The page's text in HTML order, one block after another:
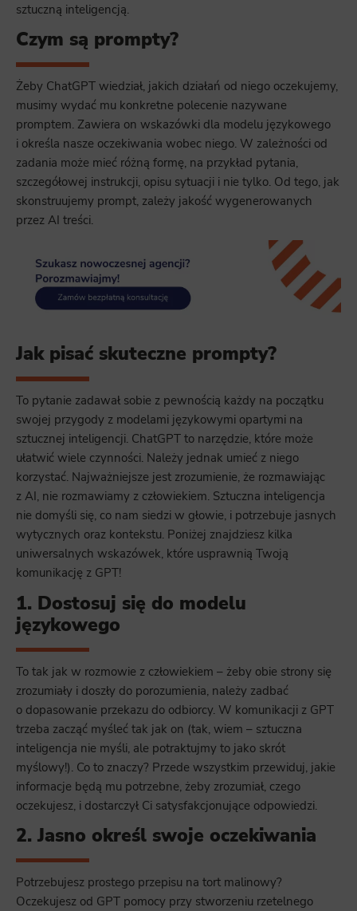
sztuczną inteligencją.
Czym są prompty?
Żeby ChatGPT wiedział, jakich działań od niego oczekujemy,
musimy wydać mu konkretne polecenie nazywane
promptem. Zawiera on wskazówki dla modelu językowego
i określa nasze oczekiwania wobec niego. W zależności od
zadania może mieć różną formę, na przykład pytania,
szczegółowej instrukcji, opisu sytuacji i nie tylko. Od tego, jak
skonstruujemy prompt, zależy jakość wygenerowanych
przez AI treści.
Jak pisać skuteczne prompty?
To pytanie zadawał sobie z pewnością każdy na początku
swojej przygody z modelami językowymi opartymi na
sztucznej inteligencji. ChatGPT to narzędzie, które może
ułatwić wiele czynności. Należy jednak umieć z niego
korzystać. Najważniejsze jest zrozumienie, że rozmawiając
z AI, nie rozmawiamy z człowiekiem. Sztuczna inteligencja
nie domyśli się, co nam siedzi w głowie, i potrzebuje jasnych
wytycznych oraz kontekstu. Poniżej znajdziesz kilka
uniwersalnych wskazówek, które usprawnią Twoją
komunikację z GPT!
1. Dostosuj się do modelu
językowego
To tak jak w rozmowie z człowiekiem – żeby obie strony się
zrozumiały i doszły do porozumienia, należy zadbać
o dopasowanie przekazu do odbiorcy. W komunikacji z GPT
trzeba zacząć myśleć tak jak on (tak, wiem – sztuczna
inteligencja nie myśli, ale potraktujmy to jako skrót
myślowy!). Co to znaczy? Przede wszystkim przewiduj, jakie
informacje będą mu potrzebne, żeby zrozumiał, czego
oczekujesz, i dostarczył Ci satysfakcjonujące odpowiedzi.
2. Jasno określ swoje oczekiwania
Potrzebujesz prostego przepisu na tort malinowy?
Oczekujesz od GPT pomocy przy stworzeniu rzetelnego